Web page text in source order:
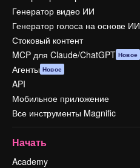
Генератор видео ИИ
Генератор голоса на основе ИИ
Стоковый контент
MCP для Claude/ChatGPT Новое
Агенты Новое
API
Мобильное приложение
Все инструменты Magnific
Начать
Academy